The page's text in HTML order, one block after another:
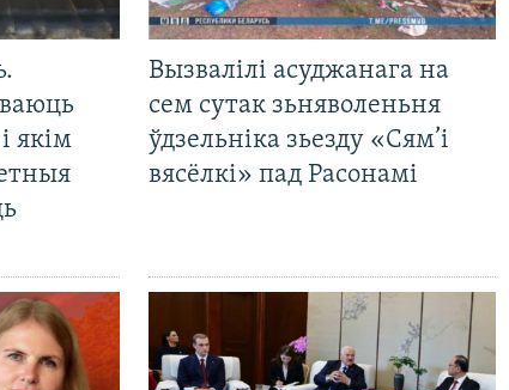
якім
Вызвалілі асуджанага на
сем сутак зьняволеньня
ўдзельніка зьезду «Сям’і
вясёлкі» пад Расонамі